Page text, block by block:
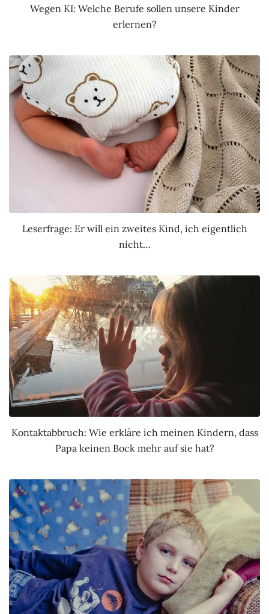
Wegen KI: Welche Berufe sollen unsere Kinder
erlernen?
Leserfrage: Er will ein zweites Kind, ich eigentlich
nicht…
Kontaktabbruch: Wie erkläre ich meinen Kindern, dass
Papa keinen Bock mehr auf sie hat?